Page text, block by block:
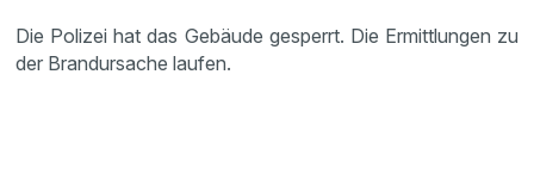
Die Polizei hat das Gebäude gesperrt. Die Ermittlungen zu
der Brandursache laufen.